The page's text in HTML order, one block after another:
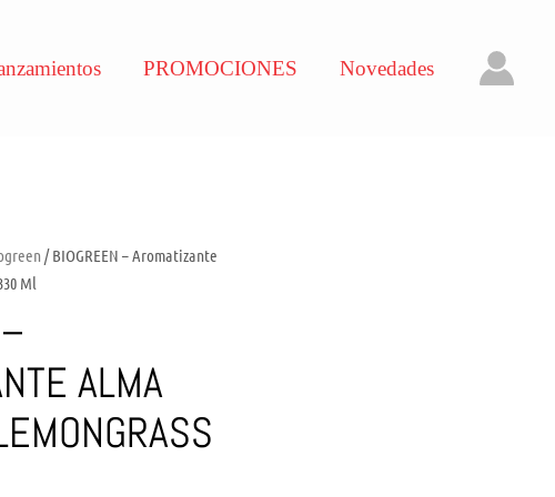
PROMOCIONES Novedades
/ BIOGREEN – Aromatizante
Ml
ALMA